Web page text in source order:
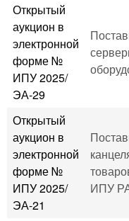
Открытый
аукцион в
электронной
форме №
ИПУ 2025/
ЭА-29
Открытый
аукцион в
электронной
форме №
ИПУ 2025/
ЭА-21
ИПУ